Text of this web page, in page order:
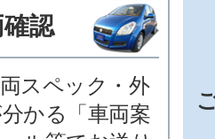
認
スペック・外
かる「車両案